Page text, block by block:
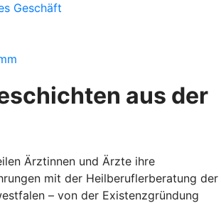
Geschäft
aus der
Ärztinnen und Ärzte ihre
mit der Heilberuflerberatung der
– von der Existenzgründung